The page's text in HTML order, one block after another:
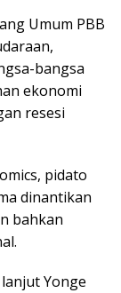
Umum PBB
bangsa
ekonomi
resesi
pidato
dinantikan
bahkan
Yonge